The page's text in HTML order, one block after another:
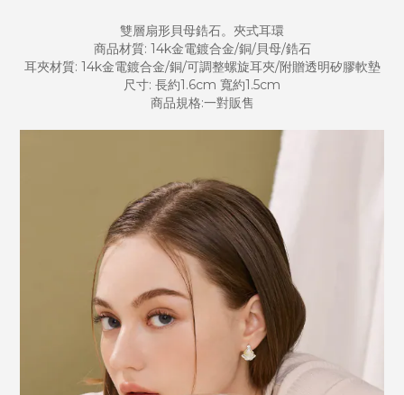
雙層扇形貝母鋯石。夾式耳環
商品材質: 14k金電鍍合金/銅/貝母/鋯石
耳夾材質: 14k金電鍍合金/銅/可調整螺旋耳夾/附贈透明矽膠軟墊
尺寸: 長約1.6cm 寬約1.5cm
商品規格:一對販售